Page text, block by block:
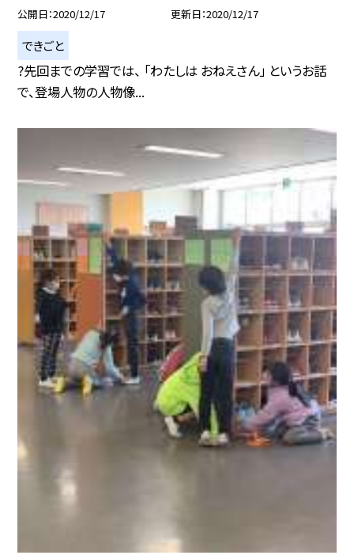
公開日 2020/12/17 更新日 2020/12/17
できごと
?先回までの学習では、 「わたしは おねえさん」 というお話
で、登場人物の人物像...